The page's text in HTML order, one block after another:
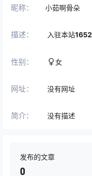
昵称： 小茹啊骨朵
描述： 入驻本站1652
性别： 女
网址： 没有网址
简介： 没有描述
发布的文章
0